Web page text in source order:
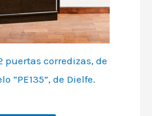
puertas corredizas, de
“PE135”, de Dielfe.